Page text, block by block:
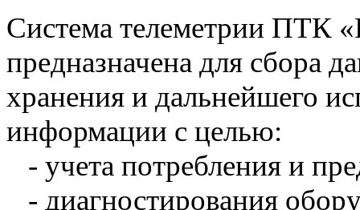
Система телеметрии ПТК
предназначена для сбора
хранения и дальнейшего
информации с целью:
- учета потребления и
- диагностирования